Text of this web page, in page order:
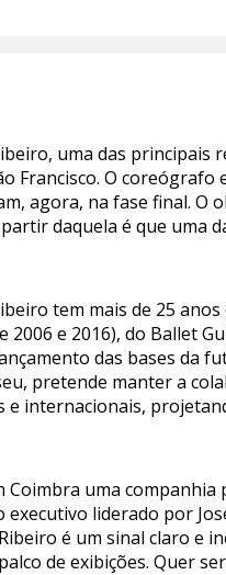
uma das principais
Francisco. O coreógrafo
agora, na fase final. O
daquela é que uma
tem mais de 25
2006 e 2016), do Ballet
das bases da
pretende manter a
e internacionais,
Coimbra uma
liderado por
é um sinal claro e
de exibições. Quer